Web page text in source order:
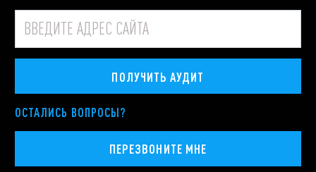
ПОЛУЧИТЬ АУДИТ
ОСТАЛИСЬ ВОПРОСЫ?
ПЕРЕЗВОНИТЕ МНЕ